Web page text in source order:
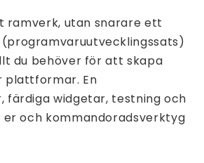
ramverk, utan snarare ett
du behöver för att skapa
En
färdiga widgetar, testning och
er och kommandoradsverktyg